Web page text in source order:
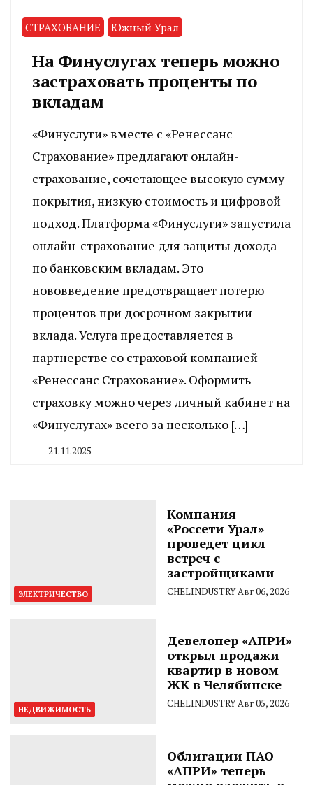
СТРАХОВАНИЕ Южный Урал
На Финуслугах теперь можно
застраховать проценты по
вкладам
«Финуслуги» вместе с «Ренессанс
Страхование» предлагают онлайн-
страхование, сочетающее высокую сумму
покрытия, низкую стоимость и цифровой
подход. Платформа «Финуслуги» запустила
онлайн-страхование для защиты дохода
по банковским вкладам. Это
нововведение предотвращает потерю
процентов при досрочном закрытии
вклада. Услуга предоставляется в
партнерстве со страховой компанией
«Ренессанс Страхование». Оформить
страховку можно через личный кабинет на
«Финуслугах» всего за несколько […]
21.11.2025
ЭЛЕКТРИЧЕСТВО
Компания
«Россети Урал»
проведет цикл
встреч с
застройщиками
CHELINDUSTRYАвг 06, 2026
НЕДВИЖИМОСТЬ
Девелопер «АПРИ»
открыл продажи
квартир в новом
ЖК в Челябинске
CHELINDUSTRYАвг 05, 2026
Облигации ПАО
«АПРИ» теперь